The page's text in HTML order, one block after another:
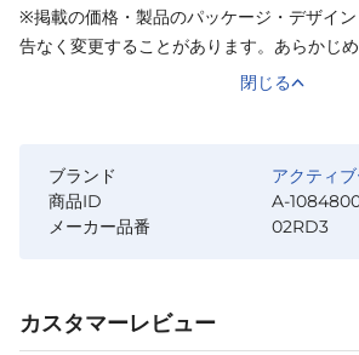
※掲載の価格・製品のパッケージ・デザイ
告なく変更することがあります。あらかじめ
閉じる
ブランド
アクティ
商品ID
A-
メーカー品番
02RD3
カスタマーレビュー